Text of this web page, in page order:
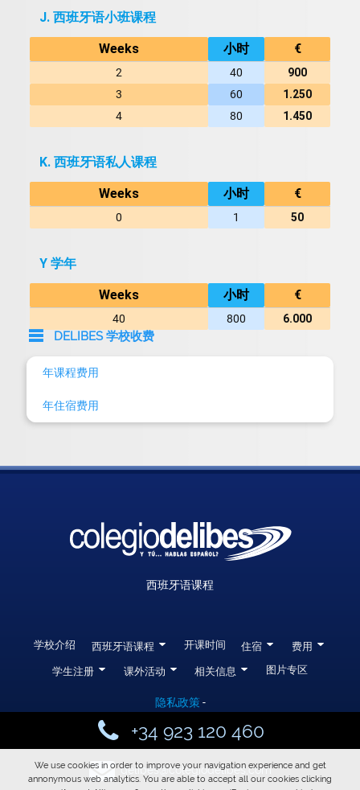
J. 西班牙语小班课程
Weeks 小时 €
2 40
900
3
60
1.250
4
80 1.450
K. 西班牙语私人课程
Weeks 小时 €
0 1 50
Y 学年
Weeks 小时 €
40 800 6.000
DELIBES 学校收费
年课程费用
年住宿费用
西班牙语课程
学校介绍 西班牙语课程 0 开课时间 住宿 0 费用 0
学生注册 0 课外活动 0 相关信息 0 图片专区
隐私政策-
y +34 923 120 460
> delibes@colegiodelibes.com
We use cookies in order to improve your navigation experience and get
annonymous web analytics. You are able to accept all our cookies clicking